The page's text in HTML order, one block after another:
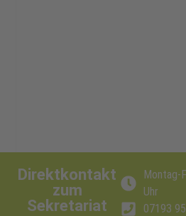
Direktkontakt
zum
Sekretariat
Montag-
Uhr
07193